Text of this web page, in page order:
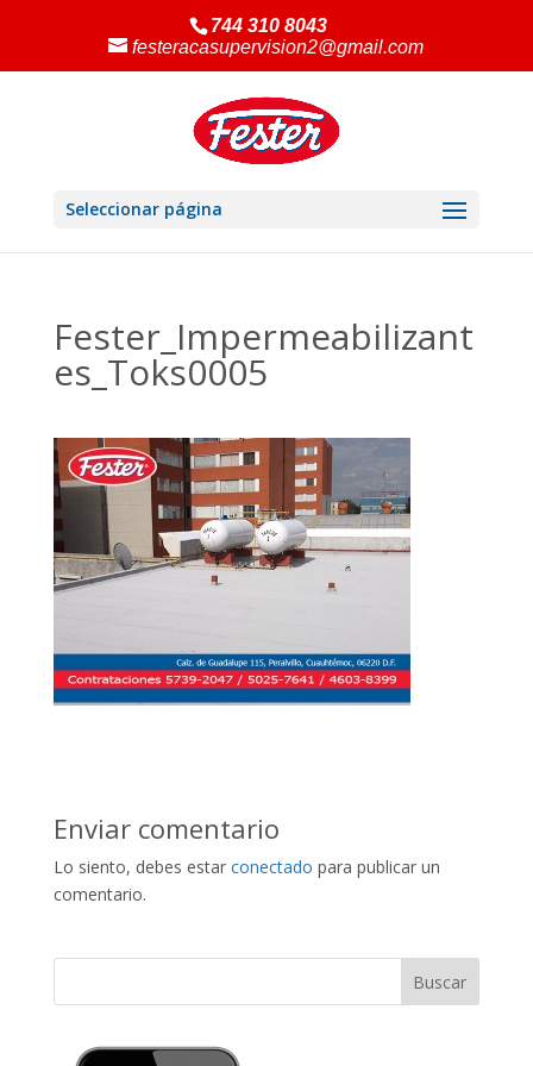
744 310 8043
festeracasupervision2@gmail.com
Seleccionar página
Fester_Impermeabilizant
es_Toks0005
Enviar comentario
Lo siento, debes estar conectado para publicar un
comentario.